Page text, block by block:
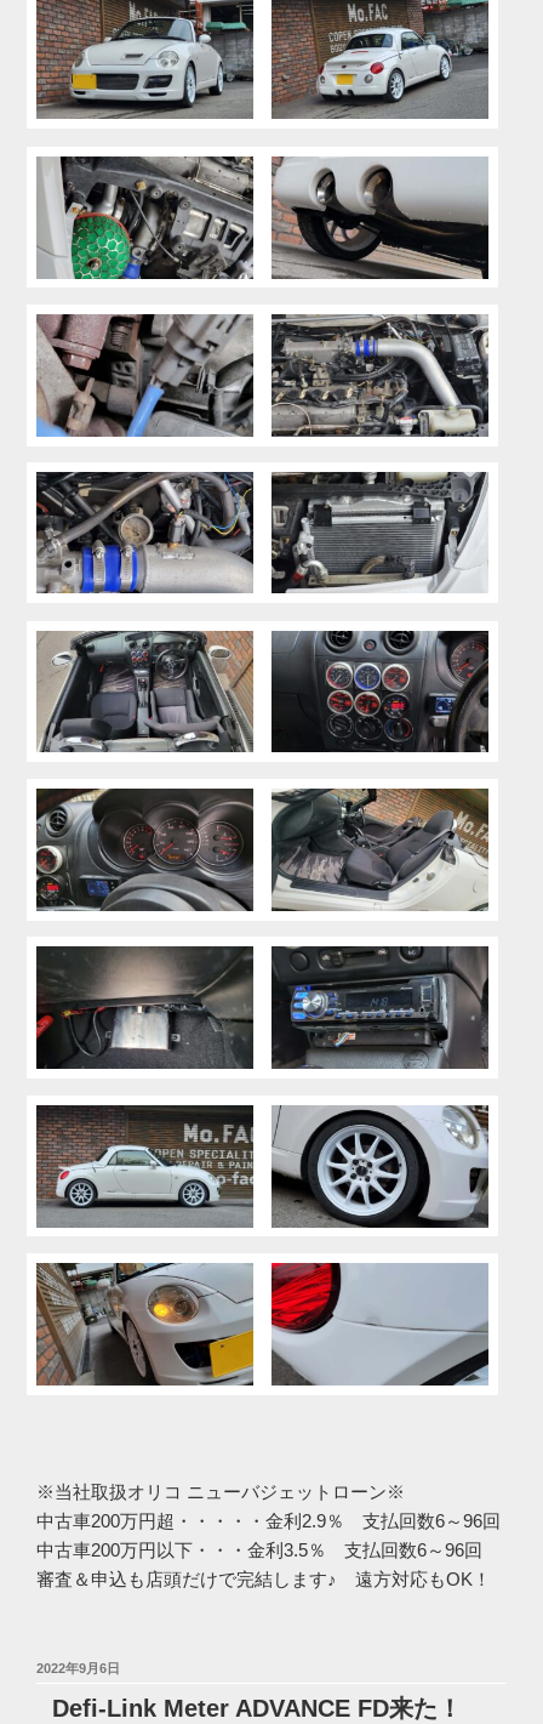
※当社取扱オリコ ニューバジェットローン※
中古車200万円超・・・・・金利2.9％ 支払回数6～96回
中古車200万円以下・・・金利3.5％ 支払回数6～96回
審査＆申込も店頭だけで完結します♪ 遠方対応もOK！
投
2022年9月6日
Defi-Link Meter ADVANCE FD来た！